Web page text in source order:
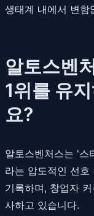
생태계 내에서 변함
알토스벤
1위를 유
요?
알토스벤처스는 '
라는 압도적인 선호
기록하며, 창업자
사하고 있습니다.